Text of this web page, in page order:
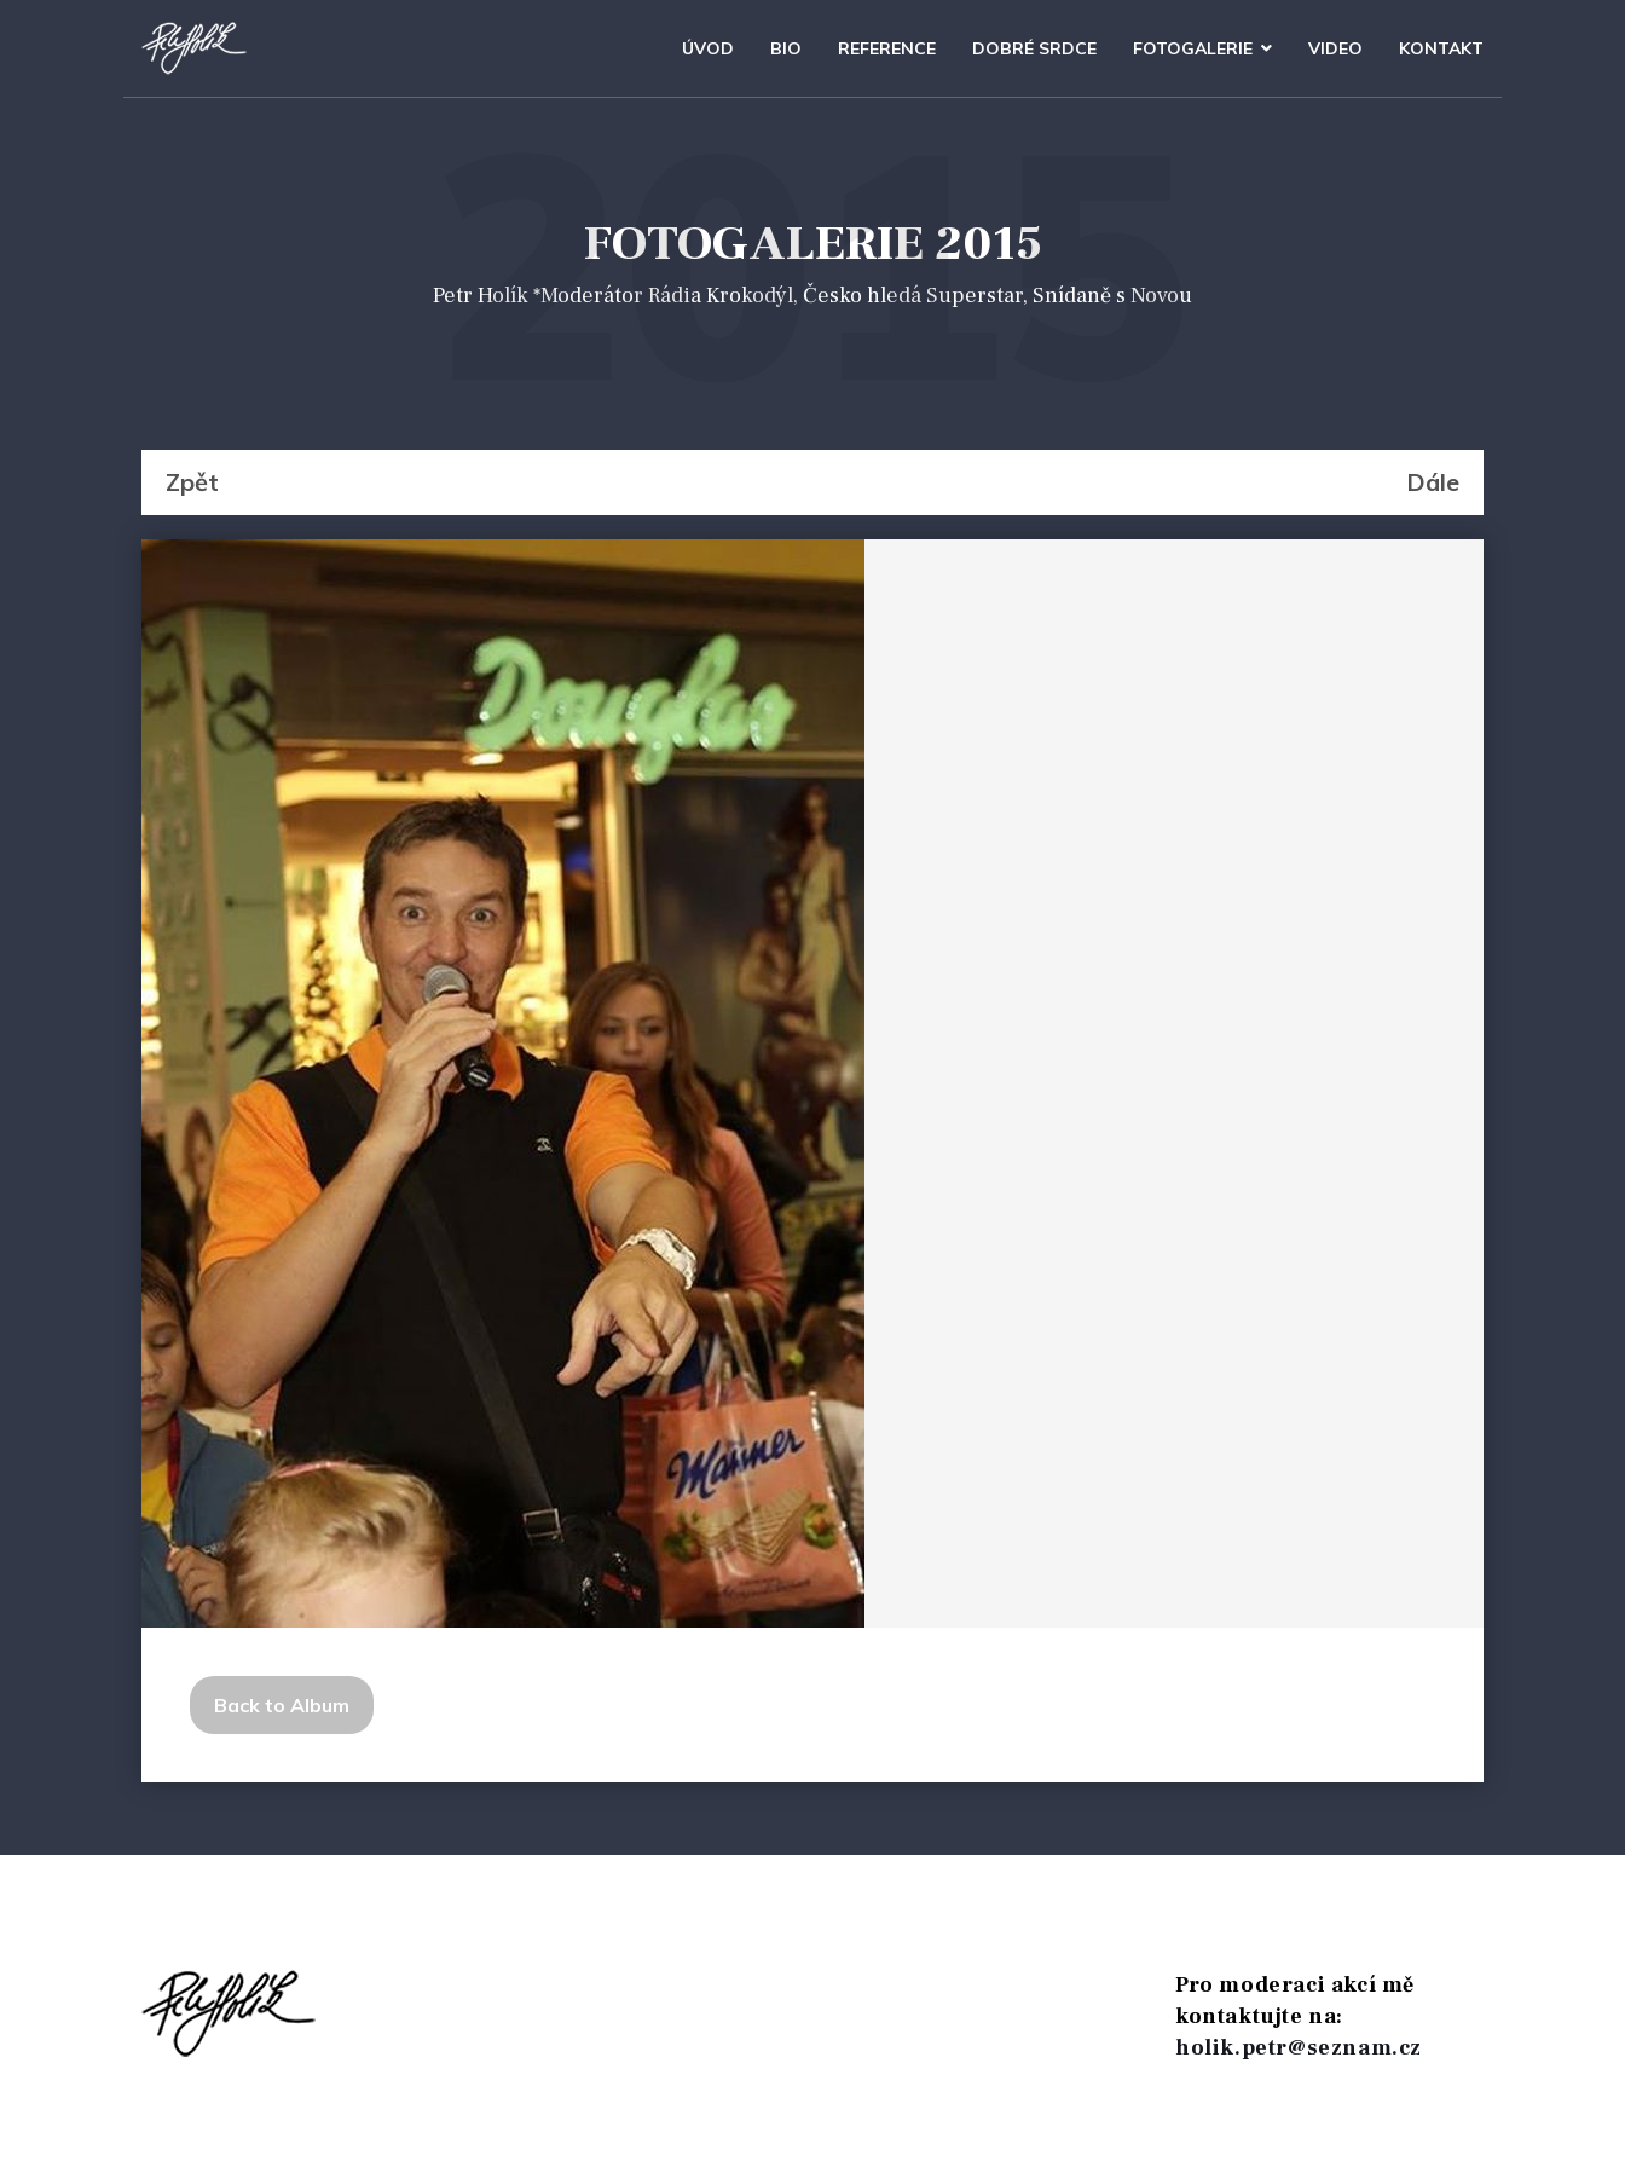
ÚVOD BIO REFERENCE DOBRÉ SRDCE FOTOGALERIE VIDEO KONTAKT
FOTOGALERIE 2015
Petr Holík *Moderátor Rádia Krokodýl, Česko hledá Superstar, Snídaně s Novou
2015
Zpět Dále
Back to Album
Pro moderaci akcí mě
kontaktujte na:
holik.petr@seznam.cz